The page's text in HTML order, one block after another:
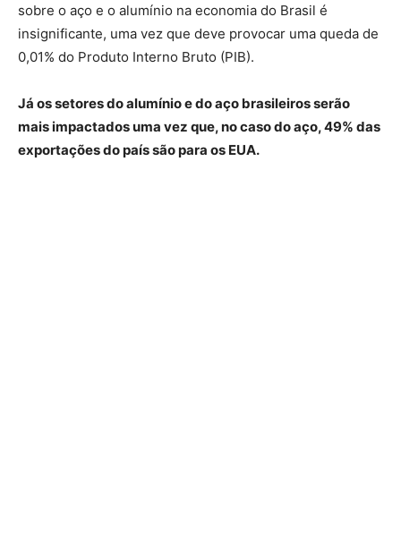
sobre o aço e o alumínio na economia do Brasil é
insignificante, uma vez que deve provocar uma queda de
0,01% do Produto Interno Bruto (PIB).
Já os setores do alumínio e do aço brasileiros serão
mais impactados uma vez que, no caso do aço, 49% das
exportações do país são para os EUA.